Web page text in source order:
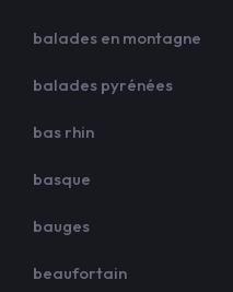
balades en montagne
balades pyrénées
bas rhin
basque
bauges
beaufortain